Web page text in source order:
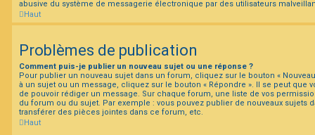
abusive du système de messagerie électronique par des utilisateurs
Haut
Problèmes de publication
Comment puis-je publier un nouveau sujet ou une réponse ?
Pour publier un nouveau sujet dans un forum, cliquez sur le bouton «
à un sujet ou un message, cliquez sur le bouton « Répondre ». Il se peut que
de pouvoir rédiger un message. Sur chaque forum, une liste de vos
du forum ou du sujet. Par exemple : vous pouvez publier de nouveaux sujets
transférer des pièces jointes dans ce forum, etc.
Haut